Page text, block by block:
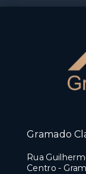
Gramado
Rua
Centro -